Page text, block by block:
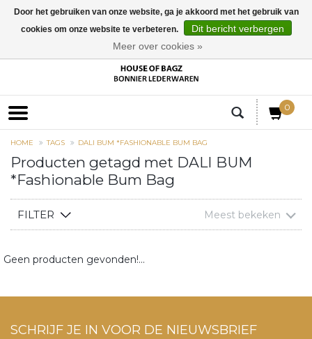
0
HOME TAGS DALI BUM *FASHIONABLE BUM BAG
Producten getagd met DALI BUM
*Fashionable Bum Bag
FILTER Meest bekeken
Geen producten gevonden!...
SCHRIJF JE IN VOOR DE NIEUWSBRIEF
Door het gebruiken van onze website, ga je akkoord met het gebruik van
cookies om onze website te verbeteren.
Dit bericht verbergen
Meer over cookies »